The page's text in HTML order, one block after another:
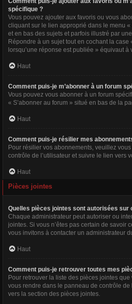
spécifique ?
Vous pouvez ajouter aux favoris ou vous
cliquant sur le lien approprié dans le menu
et en bas des sujets et parfois illustré par
Répondre à un sujet tout en cochant la
lorsqu’une réponse est publiée » équivaut
Haut
Comment puis-je m’abonner à un forum
Vous pouvez vous abonner à un forum
« S’abonner au forum » situé en bas de la
Haut
Comment puis-je résilier mes
Pour résilier vos abonnements, veuillez
contrôle de l’utilisateur et suivre le lien vers
Haut
Pièces jointes
Quelles pièces jointes sont autorisées sur
Chaque administrateur peut autoriser ou
jointes. Si vous n’êtes pas certain de savoir
vous invitons à contacter un administrateur
Haut
Comment puis-je retrouver toutes mes
Pour retrouver la liste des pièces jointes
vous rendre dans le panneau de contrôle de
vers la section des pièces jointes.